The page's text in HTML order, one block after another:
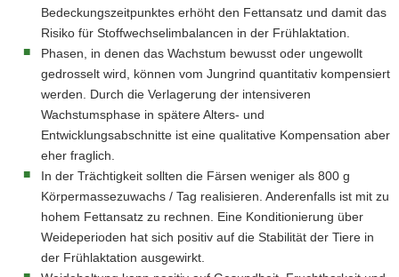
Bedeckungszeitpunktes erhöht den Fettansatz und damit das
Risiko für Stoffwechselimbalancen in der Frühlaktation.
Phasen, in denen das Wachstum bewusst oder ungewollt
gedrosselt wird, können vom Jungrind quantitativ kompensiert
werden. Durch die Verlagerung der intensiveren
Wachstumsphase in spätere Alters- und
Entwicklungsabschnitte ist eine qualitative Kompensation aber
eher fraglich.
In der Trächtigkeit sollten die Färsen weniger als 800 g
Körpermassezuwachs / Tag realisieren. Anderenfalls ist mit zu
hohem Fettansatz zu rechnen. Eine Konditionierung über
Weideperioden hat sich positiv auf die Stabilität der Tiere in
der Frühlaktation ausgewirkt.